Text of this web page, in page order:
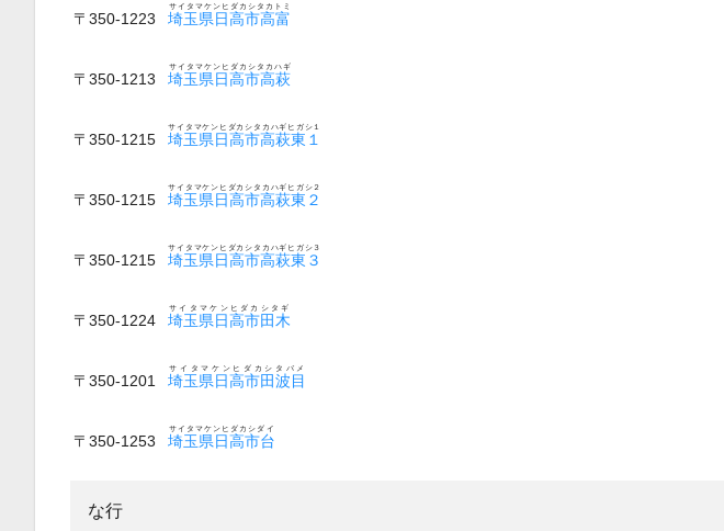
〒350-1223 埼玉県日高市高富
サイタマケンヒダカシタカトミ
〒350-1213 埼玉県日高市高萩
サイタマケンヒダカシタカハギ
〒350-1215 埼玉県日高市高萩東１
サイタマケンヒダカシタカハギヒガシ１
〒350-1215 埼玉県日高市高萩東２
サイタマケンヒダカシタカハギヒガシ２
〒350-1215 埼玉県日高市高萩東３
サイタマケンヒダカシタカハギヒガシ３
〒350-1224 埼玉県日高市田木
サイタマケンヒダカシタギ
〒350-1201 埼玉県日高市田波目
サイタマケンヒダカシタバメ
〒350-1253 埼玉県日高市台
サイタマケンヒダカシダイ
な行